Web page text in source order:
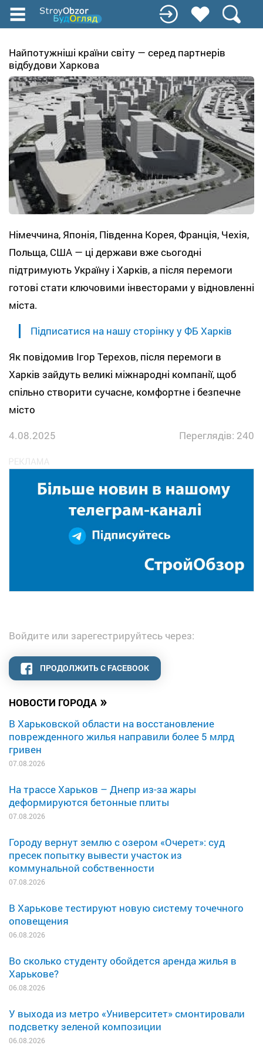
Перейти
содержанию
НОВОСТИ ГОРОДА »
В Харьковской области на восстановление
поврежденного жилья направили более 5 млрд
гривен
07.08.2026
На трассе Харьков – Днепр из-за жары
деформируются бетонные плиты
07.08.2026
Городу вернут землю с озером «Очерет»: суд
пресек попытку вывести участок из
коммунальной собственности
07.08.2026
В Харькове тестируют новую систему точечного
оповещения
06.08.2026
Во сколько студенту обойдется аренда жилья в
Харькове?
06.08.2026
У выхода из метро «Университет» смонтировали
подсветку зеленой композиции
06.08.2026
Найпотужніші країни світу — серед партнерів
відбудови Харкова
Німеччина, Японія, Південна Корея, Франція, Чехія,
Польща, США — ці держави вже сьогодні
підтримують Україну і Харків, а після перемоги
готові стати ключовими інвесторами у відновленні
міста.
Підписатися на нашу сторінку у ФБ Харків
Як повідомив Ігор Терехов, після перемоги в
Харків зайдуть великі міжнародні компанії, щоб
спільно створити сучасне, комфортне і безпечне
місто
4.08.2025
Переглядів: 240
Войдите или зарегестрируйтесь через:
ПРОДОЛЖИТЬ С FACEBOOK